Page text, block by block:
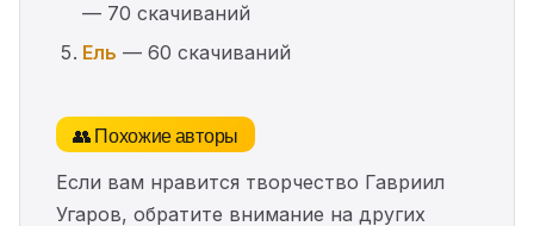
— 70 скачиваний
Ель — 60 скачиваний
👥 Похожие авторы
Если вам нравится творчество Гавриил
Угаров, обратите внимание на других